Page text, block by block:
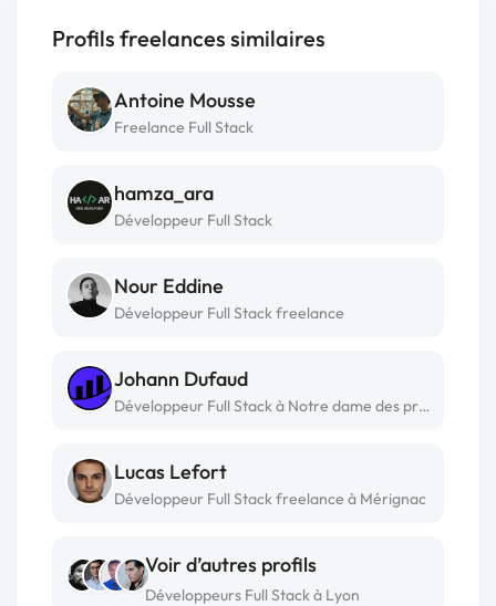
Profils freelances similaires
Antoine Mousse
Freelance Full Stack
hamza_ara
Développeur Full Stack
Nour Eddine
Développeur Full Stack freelance
Johann Dufaud
Développeur Full Stack à Notre dame des prairies
Lucas Lefort
Développeur Full Stack freelance à Mérignac
Voir d’autres profils
Développeurs Full Stack à Lyon